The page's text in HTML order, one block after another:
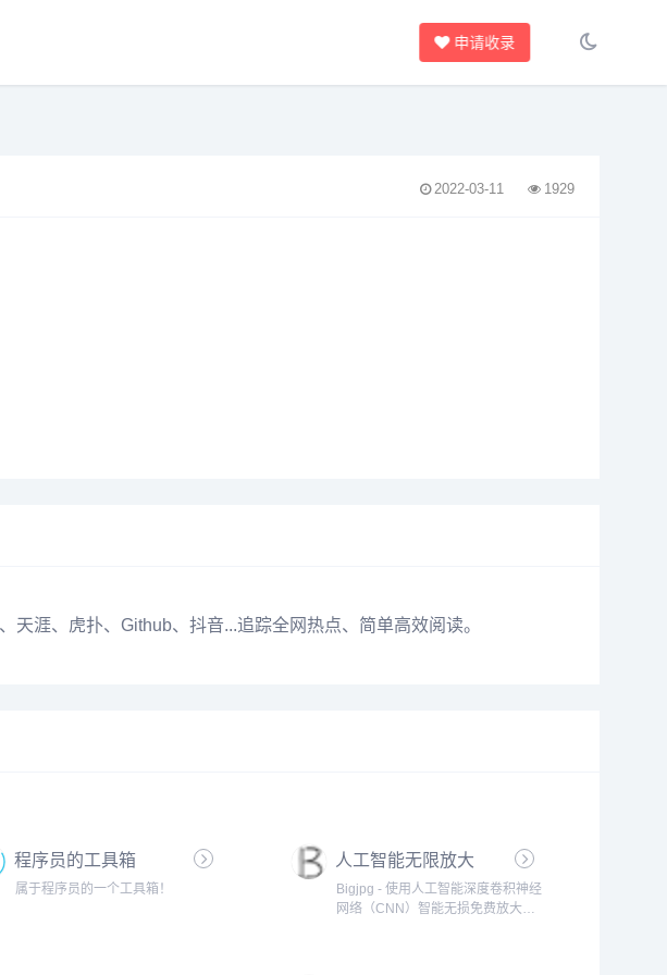
申请收录
2022-03-11 1929
涯、虎扑、Github、抖音...追踪全网热点、简单高效阅读。
程序员的工具箱
属于程序员的一个工具箱！
人工智能无限放大
Bigjpg - 使用人工智能深度卷积神经
网络（CNN）智能无损免费放大图